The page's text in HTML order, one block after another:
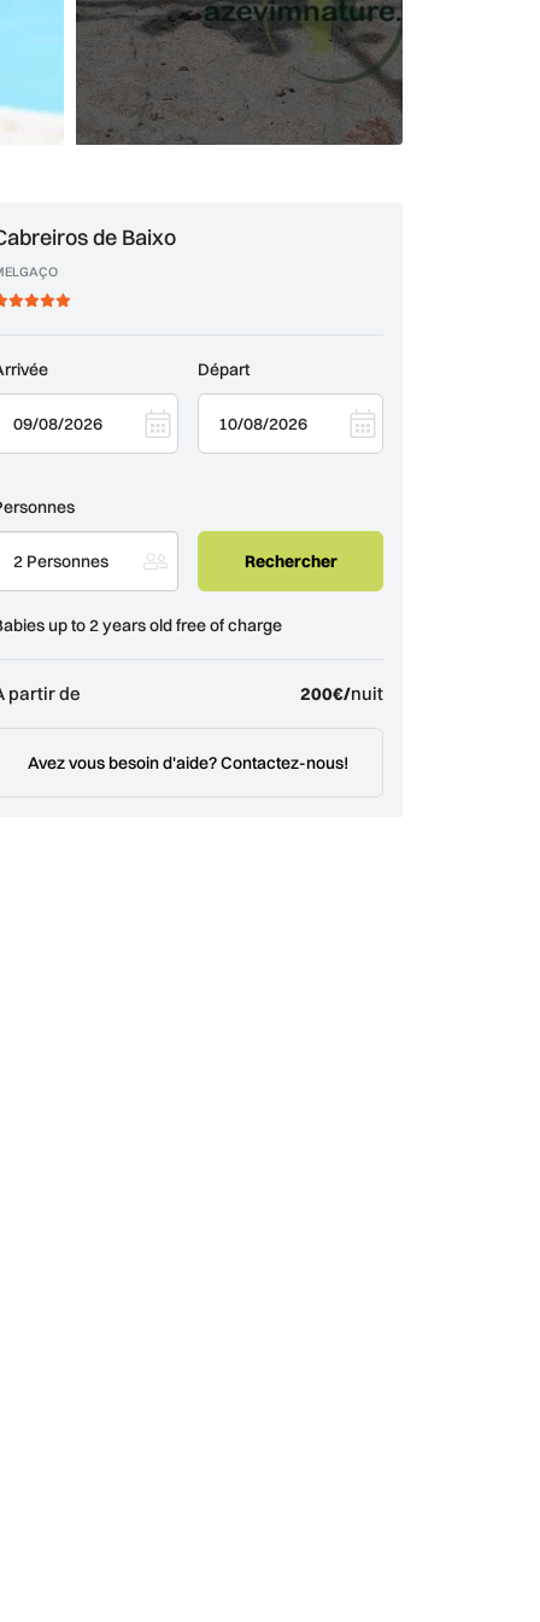
de Baixo
Départ
2 Personnes
up to 2 years old free of charge
partir de 200€/nuit
Avez vous besoin d'aide? Contactez-nous!